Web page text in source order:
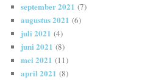
september 2021 (7)
augustus 2021 (6)
juli 2021 (4)
juni 2021 (8)
mei 2021 (11)
april 2021 (8)